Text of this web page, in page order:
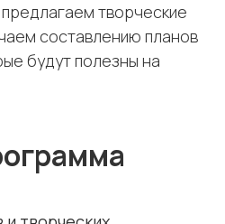
творческие
составлению планов
будут полезны на